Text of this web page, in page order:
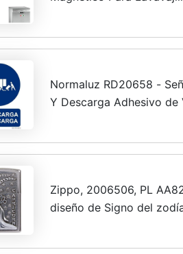
Normaluz RD20658 -
Y Descarga Adhesivo
Zippo, 2006506, PL
diseño de Signo del